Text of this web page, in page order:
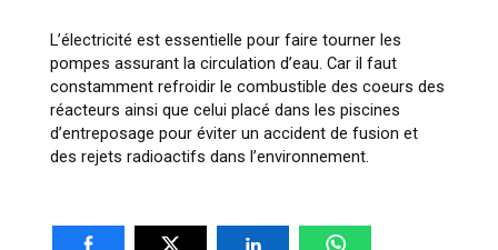
L’électricité est essentielle pour faire tourner les
pompes assurant la circulation d’eau. Car il faut
constamment refroidir le combustible des coeurs des
réacteurs ainsi que celui placé dans les piscines
d’entreposage pour éviter un accident de fusion et
des rejets radioactifs dans l’environnement.